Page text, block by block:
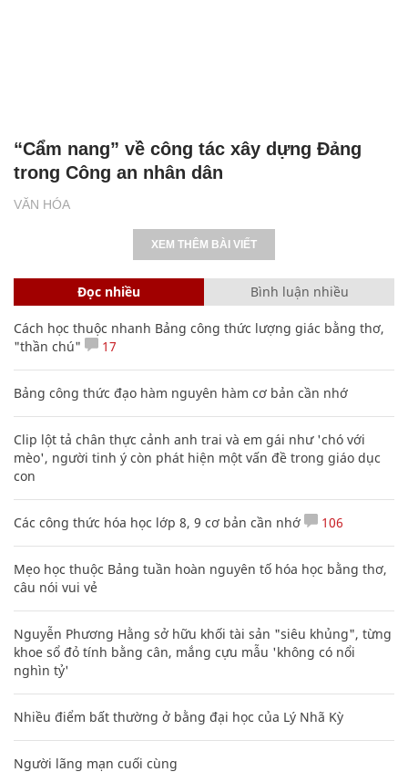
VĂN HÓA
“Cẩm nang” về công tác xây dựng Đảng
trong Công an nhân dân
XEM THÊM BÀI VIẾT
Đọc nhiều Bình luận nhiều
Cách học thuộc nhanh Bảng công thức lượng giác bằng thơ,
"thần chú"
17
Bảng công thức đạo hàm nguyên hàm cơ bản cần nhớ
Clip lột tả chân thực cảnh anh trai và em gái như 'chó với
mèo', người tinh ý còn phát hiện một vấn đề trong giáo dục
con
Các công thức hóa học lớp 8, 9 cơ bản cần nhớ 106
Mẹo học thuộc Bảng tuần hoàn nguyên tố hóa học bằng thơ,
câu nói vui vẻ
Nguyễn Phương Hằng sở hữu khối tài sản "siêu khủng", từng
khoe sổ đỏ tính bằng cân, mắng cựu mẫu 'không có nổi
nghìn tỷ'
Nhiều điểm bất thường ở bằng đại học của Lý Nhã Kỳ
Người lãng mạn cuối cùng